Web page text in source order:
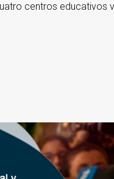
centros educativos